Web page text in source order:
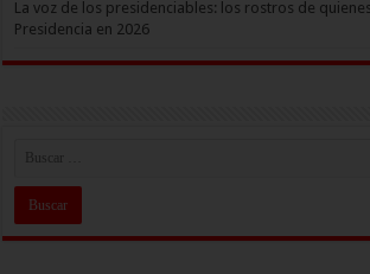
La voz de los presidenciables: los rostros de
Presidencia en 2026